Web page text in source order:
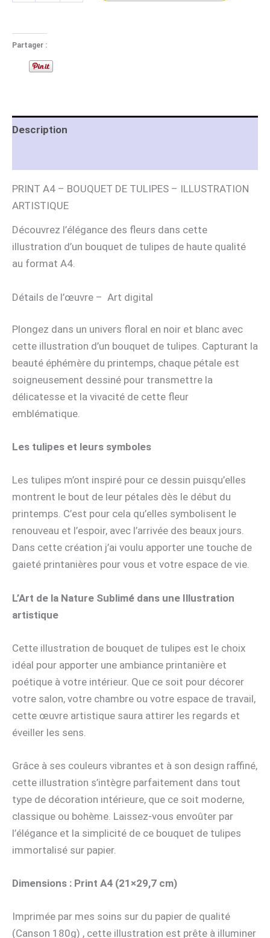
Tulipes
-Partager :
Description
PRINT A4 – BOUQUET DE TULIPES – ILLUSTRATION
ARTISTIQUE
Découvrez l’élégance des fleurs dans cette
illustration d’un bouquet de tulipes de haute qualité
au format A4.
Détails de l’œuvre – Art digital
Plongez dans un univers floral en noir et blanc avec
cette illustration d’un bouquet de tulipes. Capturant la
beauté éphémère du printemps, chaque pétale est
soigneusement dessiné pour transmettre la
délicatesse et la vivacité de cette fleur
emblématique.
Les tulipes et leurs symboles
Les tulipes m’ont inspiré pour ce dessin puisqu’elles
montrent le bout de leur pétales dès le début du
printemps. C’est pour cela qu’elles symbolisent le
renouveau et l’espoir, avec l’arrivée des beaux jours.
Dans cette création j’ai voulu apporter une touche de
gaieté printanières pour vous et votre espace de vie.
L’Art de la Nature Sublimé dans une Illustration
artistique
Cette illustration de bouquet de tulipes est le choix
idéal pour apporter une ambiance printanière et
poétique à votre intérieur. Que ce soit pour décorer
votre salon, votre chambre ou votre espace de travail,
cette œuvre artistique saura attirer les regards et
éveiller les sens.
Grâce à ses couleurs vibrantes et à son design raffiné,
cette illustration s’intègre parfaitement dans tout
type de décoration intérieure, que ce soit moderne,
classique ou bohème. Laissez-vous envoûter par
l’élégance et la simplicité de ce bouquet de tulipes
immortalisé sur papier.
Dimensions : Print A4 (21×29,7 cm)
Imprimée par mes soins sur du papier de qualité
(Canson 180g) , cette illustration est prête à illuminer